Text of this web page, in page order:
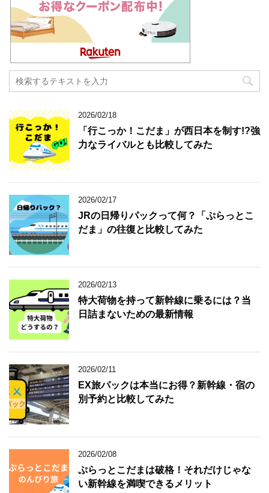
2026/02/18
「行こっか！こだま」が西日本を制す!?強
力なライバルとも比較してみた
2026/02/17
JRの日帰りパックって何？「ぷらっとこ
だま」の往復と比較してみた
2026/02/13
特大荷物を持って新幹線に乗るには？当
日詰まないための最新情報
2026/02/11
EX旅パックは本当にお得？新幹線・宿の
別予約と比較してみた
2026/02/08
ぷらっとこだまは破格！それだけじゃな
い新幹線を満喫できるメリット